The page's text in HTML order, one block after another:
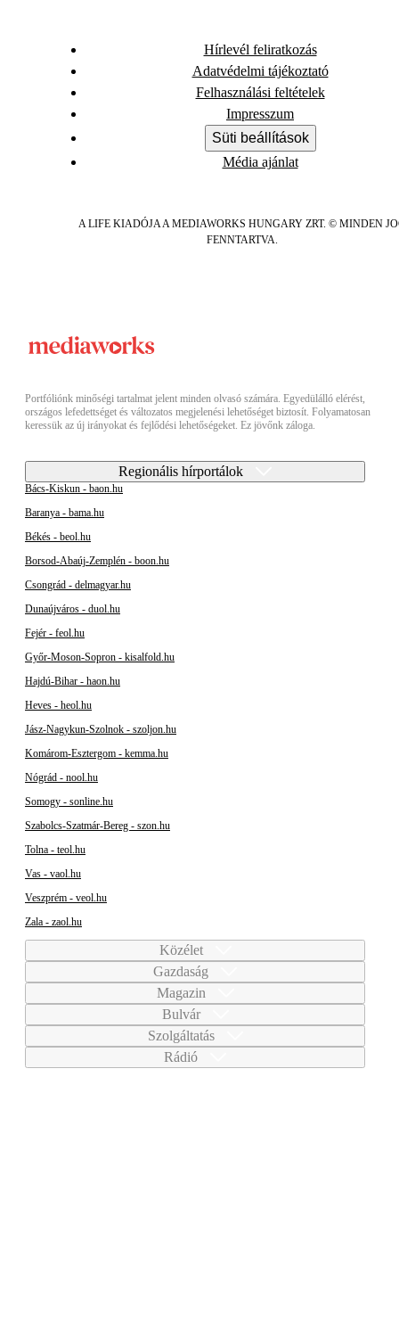
Hírlevél feliratkozás
Adatvédelmi tájékoztató
Felhasználási feltételek
Impresszum
Süti beállítások
Média ajánlat
A LIFE KIADÓJA A MEDIAWORKS HUNGARY ZRT. © MINDEN
FENNTARTVA.
Portfóliónk minőségi tartalmat jelent minden olvasó számára. Egyedülálló elérést,
országos lefedettséget és változatos megjelenési lehetőséget biztosít. Folyamatosan
keressük az új irányokat és fejlődési lehetőségeket. Ez jövőnk záloga.
Regionális hírportálok
Bács-Kiskun - baon.hu
Baranya - bama.hu
Békés - beol.hu
Borsod-Abaúj-Zemplén - boon.hu
Csongrád - delmagyar.hu
Dunaújváros - duol.hu
Fejér - feol.hu
Győr-Moson-Sopron - kisalfold.hu
Hajdú-Bihar - haon.hu
Heves - heol.hu
Jász-Nagykun-Szolnok - szoljon.hu
Komárom-Esztergom - kemma.hu
Nógrád - nool.hu
Somogy - sonline.hu
Szabolcs-Szatmár-Bereg - szon.hu
Tolna - teol.hu
Vas - vaol.hu
Veszprém - veol.hu
Zala - zaol.hu
Közélet
Gazdaság
Magazin
Bulvár
Szolgáltatás
Rádió